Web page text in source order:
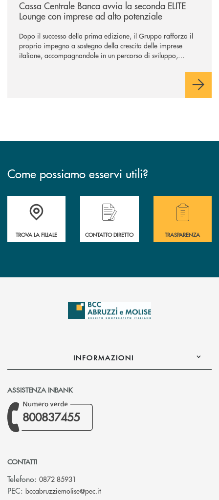
Cassa Centrale Banca avvia la seconda ELITE
Lounge con imprese ad alto potenziale
Dopo il successo della prima edizione, il Gruppo rafforza il
proprio impegno a sostegno della crescita delle imprese
italiane, accompagnandole in un percorso di sviluppo,
Come possiamo esservi utili?
Accedi all' elenco completo delle filiali .
TROVA LA FILIALE CONTATTO DIRETTO
Hai bisogno di
TRASPARENZA
INFORMAZIONI
ASSISTENZA INBANK
800837455
CONTATTI
Telefono: 0872 85931
PEC: bccabruzziemolise@pec.it(si apre l’app di posta elettronica)